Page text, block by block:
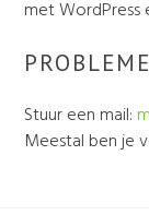
met WordPress
Stuur een mail:
Meestal ben je